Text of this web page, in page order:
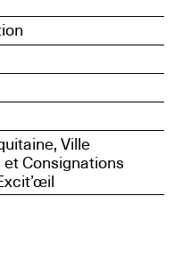
Ville
et Consignations